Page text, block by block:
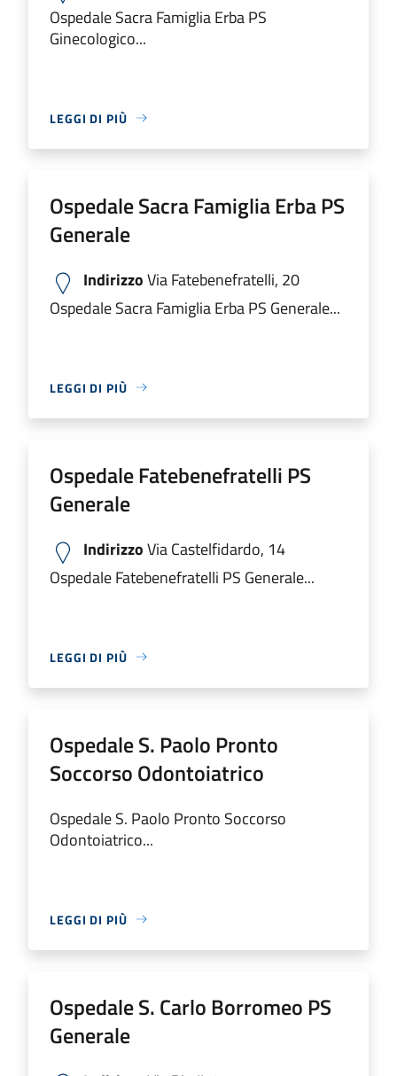
Ospedale Sacra Famiglia Erba PS
Ginecologico...
LEGGI DI PIÙ
Ospedale Sacra Famiglia Erba PS
Generale
IndirizzoVia Fatebenefratelli, 20
Ospedale Sacra Famiglia Erba PS Generale...
LEGGI DI PIÙ
Ospedale Fatebenefratelli PS
Generale
IndirizzoVia Castelfidardo, 14
Ospedale Fatebenefratelli PS Generale...
LEGGI DI PIÙ
Ospedale S. Paolo Pronto
Soccorso Odontoiatrico
Ospedale S. Paolo Pronto Soccorso
Odontoiatrico...
LEGGI DI PIÙ
Ospedale S. Carlo Borromeo PS
Generale